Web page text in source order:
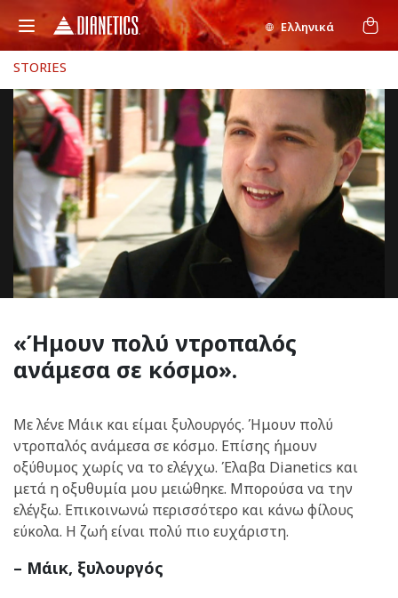
Ελληνικά
STORIES
«Ήμουν πολύ ντροπαλός
ανάμεσα σε κόσμο».
Με λένε Μάικ και είμαι ξυλουργός. Ήμουν πολύ
ντροπαλός ανάμεσα σε κόσμο. Επίσης ήμουν
οξύθυμος χωρίς να το ελέγχω. Έλαβα Dianetics και
μετά η οξυθυμία μου μειώθηκε. Μπορούσα να την
ελέγξω. Επικοινωνώ περισσότερο και κάνω φίλους
εύκολα. Η ζωή είναι πολύ πιο ευχάριστη.
– Μάικ, ξυλουργός